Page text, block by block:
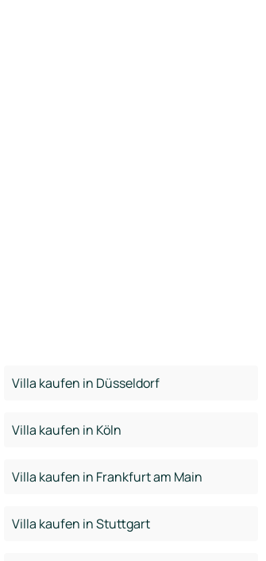
Villa kaufen in Düsseldorf
Villa kaufen in Köln
Villa kaufen in Frankfurt am Main
Villa kaufen in Stuttgart